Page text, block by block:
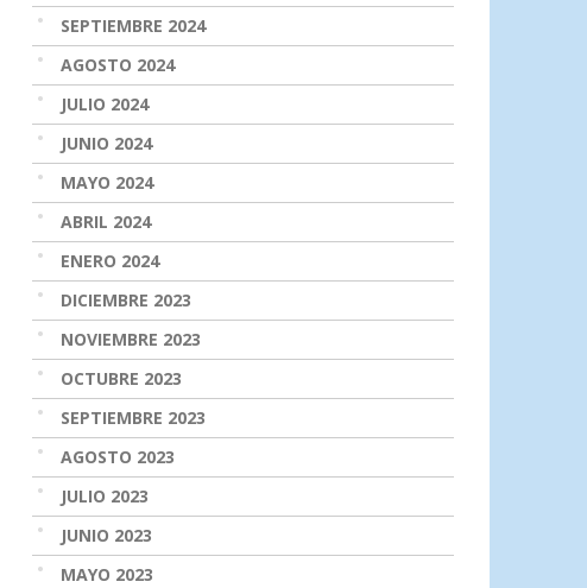
SEPTIEMBRE 2024
AGOSTO 2024
JULIO 2024
JUNIO 2024
MAYO 2024
ABRIL 2024
ENERO 2024
DICIEMBRE 2023
NOVIEMBRE 2023
OCTUBRE 2023
SEPTIEMBRE 2023
AGOSTO 2023
JULIO 2023
JUNIO 2023
MAYO 2023